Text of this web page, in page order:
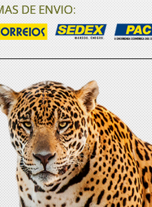
DE ENVIO: